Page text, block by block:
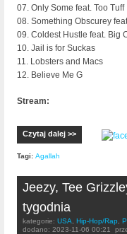
07. Only Some feat. Too Tuff
08. Something Obscurey
09. Coldest Hustle feat. Big
10. Jail is for Suckas
11. Lobsters and Macs
12. Believe Me G
Stream:
Czytaj dalej >>
Tagi: Agallah
Jeezy, Tee
tygodnia
kategorie: USA Hip-Hop/Rap
dodano: 2023-11-06 00:21